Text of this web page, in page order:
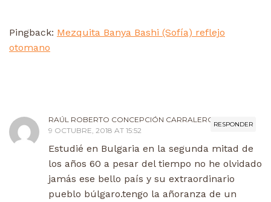
Pingback: Mezquita Banya Bashi (Sofía) reflejo
otomano
RESPONDER
RAÚL ROBERTO CONCEPCIÓN CARRALERO
9 OCTUBRE, 2018 AT 15:52
Estudié en Bulgaria en la segunda mitad de
los años 60 a pesar del tiempo no he olvidado
jamás ese bello país y su extraordinario
pueblo búlgaro.tengo la añoranza de un